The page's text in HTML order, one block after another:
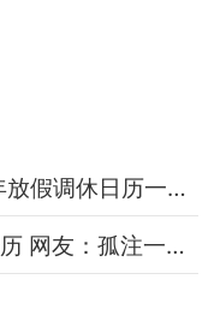
2025假期放假时间表 2025年放假调休日历一览表
中科院博士还原被骗至缅甸经历 网友：孤注一掷现实版